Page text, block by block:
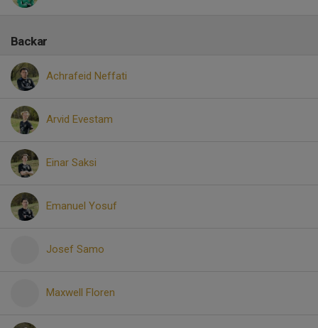
Backar
Achrafeid Neffati
Arvid Evestam
Einar Saksi
Emanuel Yosuf
Josef Samo
Maxwell Floren